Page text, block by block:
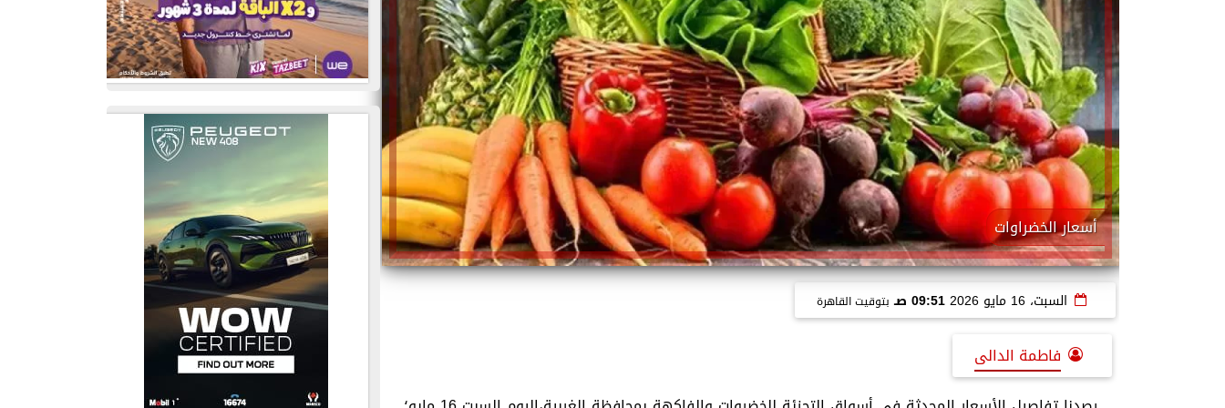
أسعار الخضراوات
السبت، 16 مايو 2026 09:51 صـ بتوقيت القاهرة
فاطمة الدالى